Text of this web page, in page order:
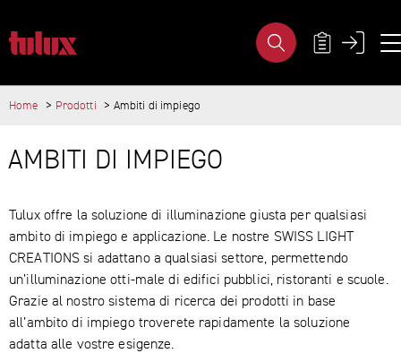
AMBITI DI IMPIEGO - TULUX AG
IMPORTANT PAGES
Main Navigation
Content
Sitemap
META
Home Prodotti Ambiti di impiego
MAIN CONTENT
AMBITI DI IMPIEGO
Tulux offre la soluzione di illuminazione giusta per qualsiasi
ambito di impiego e applicazione. Le nostre SWISS LIGHT
CREATIONS si adattano a qualsiasi settore, permettendo
un’illuminazione otti-male di edifici pubblici, ristoranti e scuole.
Grazie al nostro sistema di ricerca dei prodotti in base
all’ambito di impiego troverete rapidamente la soluzione
adatta alle vostre esigenze.